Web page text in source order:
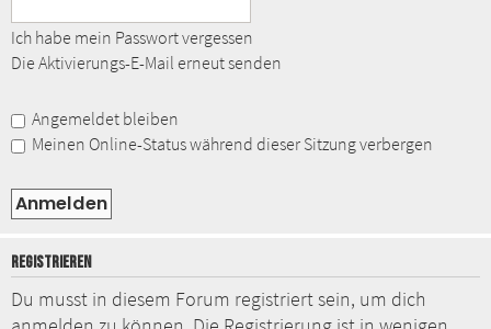
Ich habe mein Passwort vergessen
Die Aktivierungs-E-Mail erneut senden
Angemeldet bleiben
Meinen Online-Status während dieser Sitzung verbergen
REGISTRIEREN
Du musst in diesem Forum registriert sein, um dich